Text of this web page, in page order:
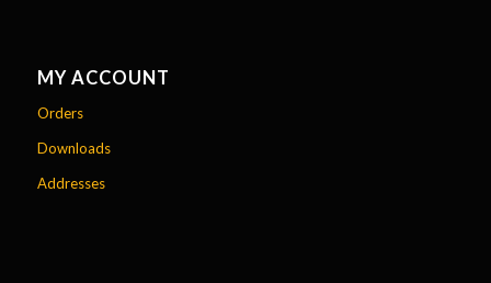
MY ACCOUNT
Orders
Downloads
Addresses